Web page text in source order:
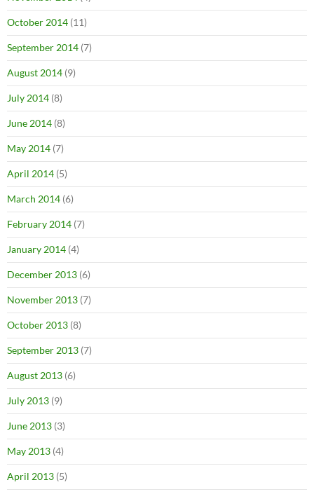
October 2014 (11)
September 2014 (7)
August 2014 (9)
July 2014 (8)
June 2014 (8)
May 2014 (7)
April 2014 (5)
March 2014 (6)
February 2014 (7)
January 2014 (4)
December 2013 (6)
November 2013 (7)
October 2013 (8)
September 2013 (7)
August 2013 (6)
July 2013 (9)
June 2013 (3)
May 2013 (4)
April 2013 (5)